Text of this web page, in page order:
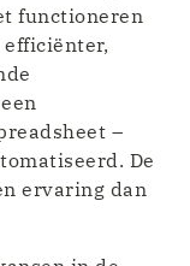
functioneren
–
De
ervaring dan